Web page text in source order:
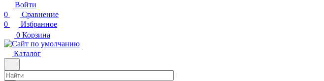
Войти
0
Сравнение
0
Избранное
0 Корзина
Каталог